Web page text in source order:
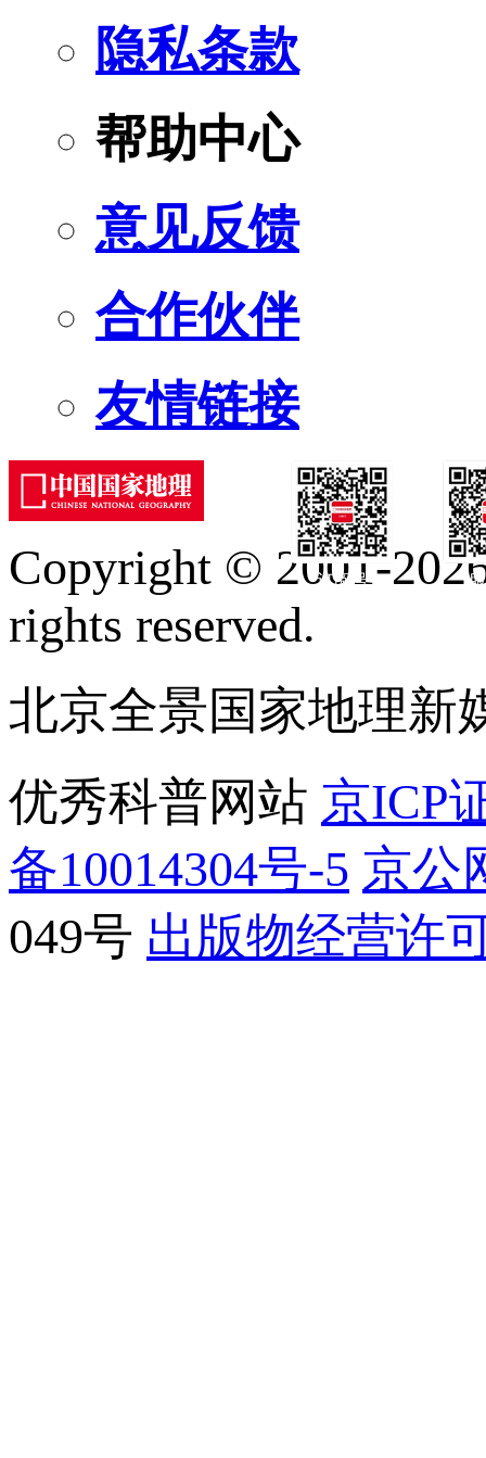
隐私条款
帮助中心
意见反馈
合作伙伴
友情链接
订阅号
Copyright © 2001-
rights reserved.
北京全景国家地理新
优秀科普网站 京ICP
备10014304号-5 京公
049号 出版物经营许